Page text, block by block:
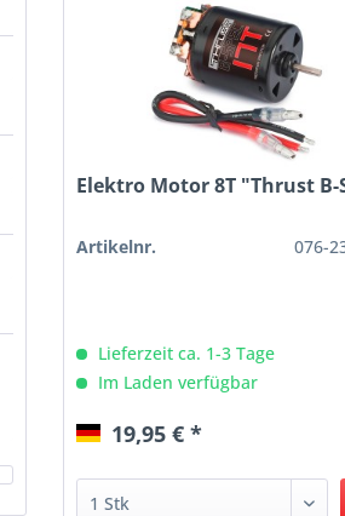
Elektro Motor 8T "Thrust B-
Artikelnr. 076-
Lieferzeit ca. 1-3 Tage
Im Laden verfügbar
19,95 € *